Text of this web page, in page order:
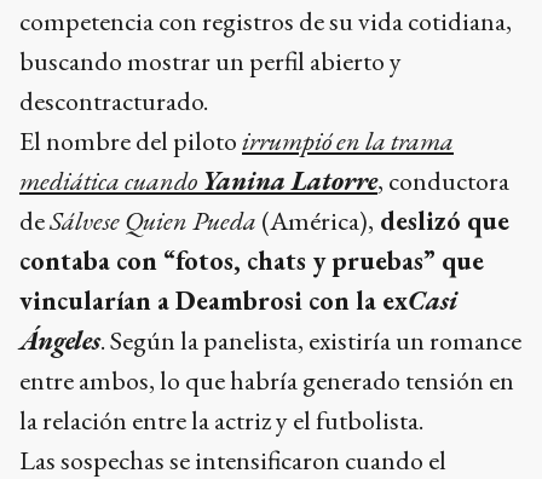
competencia con registros de su vida cotidiana,
buscando mostrar un perfil abierto y
descontracturado.
El nombre del pilotoirrumpió en la trama
mediática cuando Yanina Latorre, conductora
deSálvese Quien Pueda (América), deslizó que
contaba con “fotos, chats y pruebas” que
vincularían a Deambrosi con la exCasi
Ángeles. Según la panelista, existiría un romance
entre ambos, lo que habría generado tensión en
la relación entre la actriz y el futbolista.
Las sospechas se intensificaron cuando el